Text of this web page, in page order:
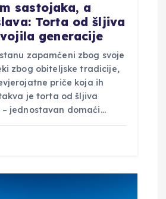
sastojaka, a
Torta od šljiva
generacije
zapamćeni zbog svoje
zbog obiteljske tradicije,
priče koja ih
je torta od šljiva
– jednostavan domaći…